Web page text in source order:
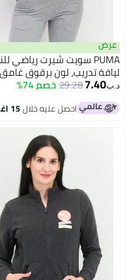
PUMA سويت شيرت رياضي للنساء،
تدريب، لون برقوق غامق
29.28خصم 74%
احصل عليه خلال15 اغسطس